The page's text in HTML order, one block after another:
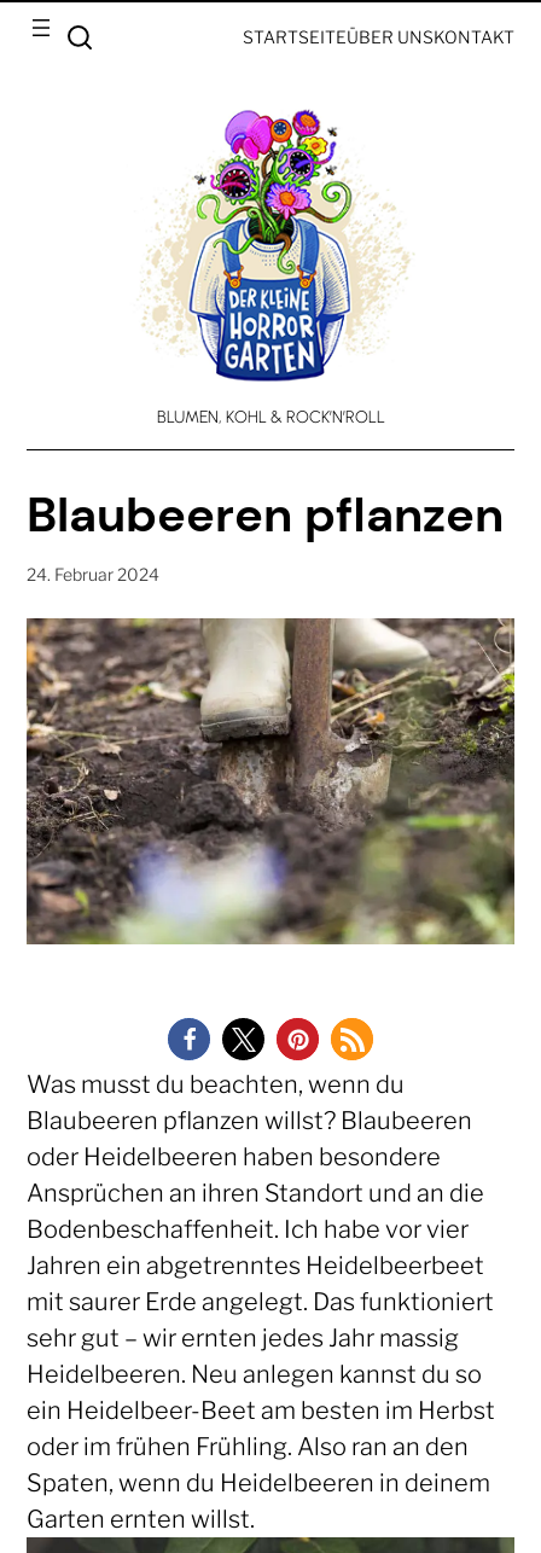
STARTSEITEÜBER UNSKONTAKT
BLUMEN, KOHL & ROCK’N’ROLL
Blaubeeren pflanzen
24. Februar 2024
Was musst du beachten, wenn du
Blaubeeren pflanzen willst? Blaubeeren
oder Heidelbeeren haben besondere
Ansprüchen an ihren Standort und an die
Bodenbeschaffenheit. Ich habe vor vier
Jahren ein abgetrenntes Heidelbeerbeet
mit saurer Erde angelegt. Das funktioniert
sehr gut – wir ernten jedes Jahr massig
Heidelbeeren. Neu anlegen kannst du so
ein Heidelbeer-Beet am besten im Herbst
oder im frühen Frühling. Also ran an den
Spaten, wenn du Heidelbeeren in deinem
Garten ernten willst.